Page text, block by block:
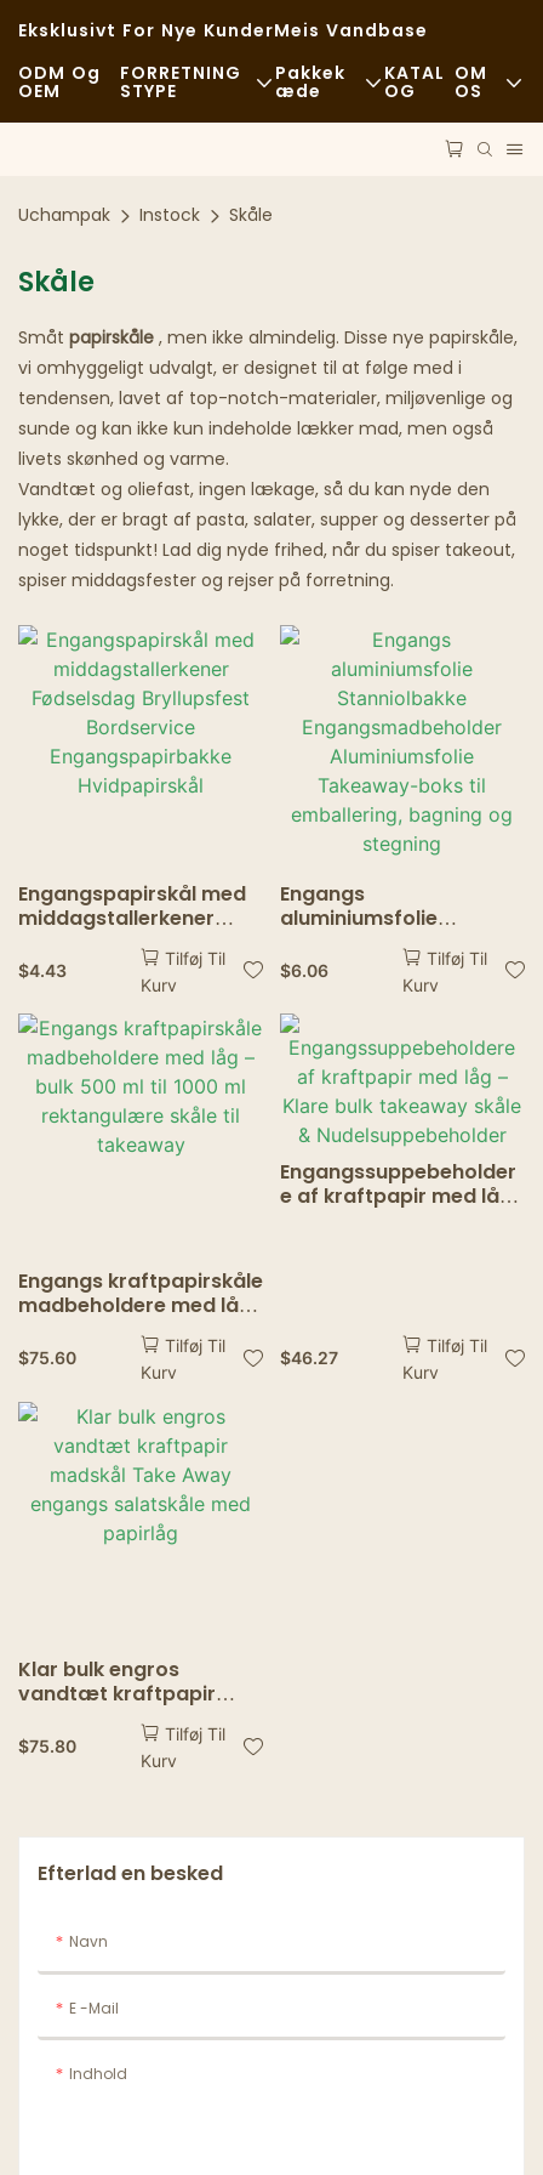
Eksklusivt For Nye KunderMeis Vandbase
ODM Og
OEM
FORRETNING
STYPE
Buffet
Food Trucks
Fedtet Ske
Spøgelsesrestauranter
Pakkek
Æde
KATAL
OG
OM
OS
Nyheder
Blog
Uchampak Instock Skåle
Skåle
Småt papirskåle , men ikke almindelig. Disse nye papirskåle,
vi omhyggeligt udvalgt, er designet til at følge med i
tendensen, lavet af top-notch-materialer, miljøvenlige og
sunde og kan ikke kun indeholde lækker mad, men også
livets skønhed og varme.
Vandtæt og oliefast, ingen lækage, så du kan nyde den
lykke, der er bragt af pasta, salater, supper og desserter på
noget tidspunkt! Lad dig nyde frihed, når du spiser takeout,
spiser middagsfester og rejser på forretning.
Engangspapirskål med
middagstallerkener
Fødselsdag Bryllupsfest
Bordservice
Engangspapirbakke
Hvidpapirskål
$4.43
Tilføj Til
Kurv
Engangs
aluminiumsfolie
Stanniolbakke
Engangsmadbeholder
Aluminiumsfolie
Takeaway-boks til
emballering, bagning og
stegning
$6.06
Tilføj Til
Kurv
Engangs kraftpapirskåle
madbeholdere med låg
– bulk 500 ml til 1000 ml
rektangulære skåle til
$75.60
Tilføj Til
Kurv
Engangssuppebeholder
e af kraftpapir med låg
$46.27
Tilføj Til
Kurv
Klar bulk engros
vandtæt kraftpapir
madskål Take Away
engangs salatskåle med
$75.80
Tilføj Til
Kurv
Efterlad en besked
Navn
E -mail
Indhold